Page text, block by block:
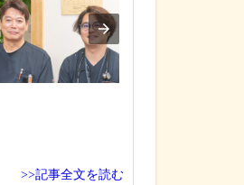
>>記事全文を読む